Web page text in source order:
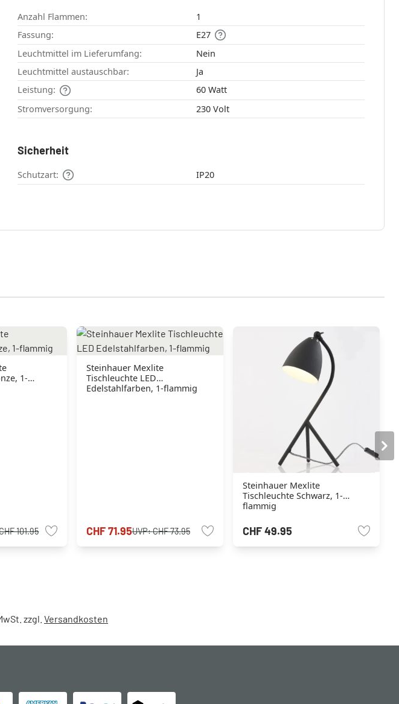
Anzahl Flammen:
1
Fassung:
E27
Leuchtmittel im Lieferumfang:
Nein
Leuchtmittel austauschbar:
Ja
Leistung:
60 Watt
Stromversorgung:
230 Volt
Sicherheit
Schutzart: IP20
1-
101.95
Steinhauer Mexlite
Tischleuchte LED
Edelstahlfarben, 1-flammig
CHF 71.95UVP:CHF 73.95
Steinhauer Mexlite
Tischleuchte Schwarz, 1-
flammig
CHF 49.95
zzgl. Versandkosten